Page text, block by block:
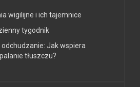
wigilijne i ich tajemnice
tygodnik
Jak wspiera
tłuszczu?